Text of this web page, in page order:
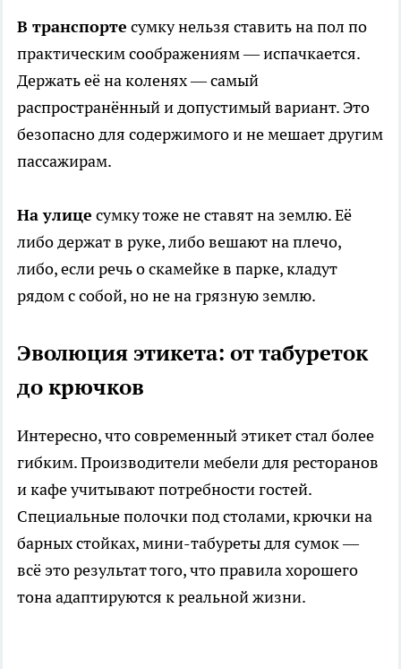
В транспорте сумку нельзя ставить на пол по
практическим соображениям — испачкается.
Держать её на коленях — самый
распространённый и допустимый вариант. Это
безопасно для содержимого и не мешает другим
пассажирам.
На улице сумку тоже не ставят на землю. Её
либо держат в руке, либо вешают на плечо,
либо, если речь о скамейке в парке, кладут
рядом с собой, но не на грязную землю.
Эволюция этикета: от табуреток
до крючков
Интересно, что современный этикет стал более
гибким. Производители мебели для ресторанов
и кафе учитывают потребности гостей.
Специальные полочки под столами, крючки на
барных стойках, мини-табуреты для сумок —
всё это результат того, что правила хорошего
тона адаптируются к реальной жизни.